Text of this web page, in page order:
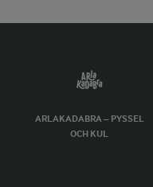
ARLAKADABRA – PYSSEL
OCH KUL